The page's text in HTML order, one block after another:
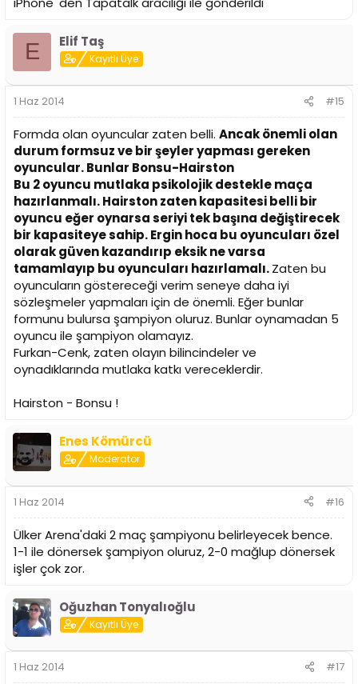
E Elif Taş
Kayıtlı Üye
1 Haz 2014 #15
Formda olan oyuncular zaten belli. Ancak önemli olan
durum formsuz ve bir şeyler yapması gereken
oyuncular. Bunlar Bonsu-Hairston
Bu 2 oyuncu mutlaka psikolojik destekle maça
hazırlanmalı. Hairston zaten kapasitesi belli bir
oyuncu eğer oynarsa seriyi tek başına değiştirecek
bir kapasiteye sahip. Ergin hoca bu oyuncuları özel
olarak güven kazandırıp eksik ne varsa
tamamlayıp bu oyuncuları hazırlamalı.Zaten bu
oyuncuların göstereceği verim seneye daha iyi
sözleşmeler yapmaları için de önemli. Eğer bunlar
formunu bulursa şampiyon oluruz. Bunlar oynamadan 5
oyuncu ile şampiyon olamayız.
Furkan-Cenk, zaten olayın bilincindeler ve
oynadıklarında mutlaka katkı vereceklerdir.
Hairston - Bonsu !
Enes Kömürcü
Moderator
1 Haz 2014 #16
Ülker Arena'daki 2 maç şampiyonu belirleyecek bence.
1-1 ile dönersek şampiyon oluruz, 2-0 mağlup dönersek
işler çok zor.
Oğuzhan Tonyalıoğlu
Kayıtlı Üye
1 Haz 2014 #17